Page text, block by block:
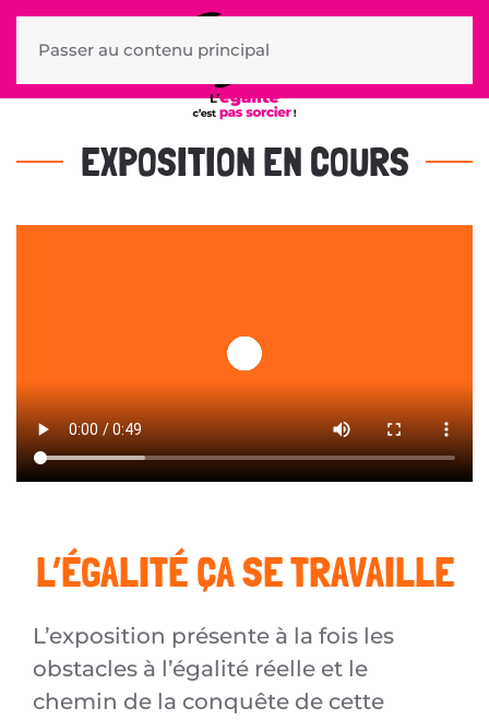
Passer au contenu principal
EXPOSITION EN COURS
L’ÉGALITÉ ÇA SE TRAVAILLE
L’exposition présente à la fois les
obstacles à l’égalité réelle et le
chemin de la conquête de cette